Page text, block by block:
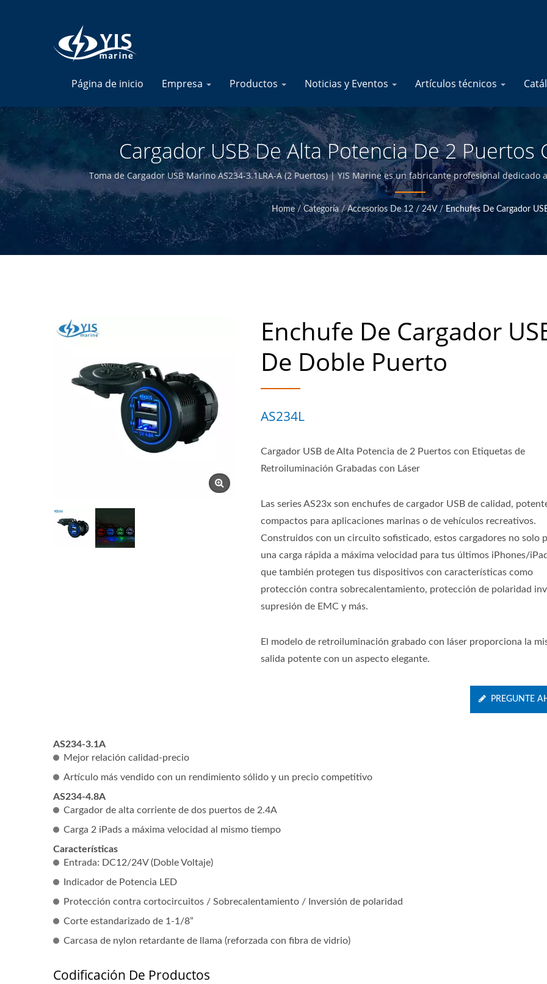
Página de inicio Empresa Productos Noticias y Eventos Artículos técnicos
Cargador USB De Alta Potencia De 2 Puertos
Retroiluminación Grabadas Con Láser | Bloques
Fabricante De Productos Eléctricos
Toma de Cargador USB Marino AS234-3.1LRA-A (2 Puertos) | YIS Marine es un fabricante profesional
electrónicos de alta calidad. Al diseñar y fabricar internamente y tener control de calidad en la sede de Taiwán,
precios competitivos.
Home / Categoría / Accesorios De 12 / 24V / Enchufes De Cargador
Enchufe De Cargador
De Doble Puerto
AS234L
Cargador USB de Alta Potencia de 2 Puertos con Etiquetas de
Retroiluminación Grabadas con Láser
Las series AS23x son enchufes de cargador USB de calidad,
compactos para aplicaciones marinas o de vehículos recreativos.
Construidos con un circuito sofisticado, estos cargadores no solo
una carga rápida a máxima velocidad para tus últimos iPhones/
que también protegen tus dispositivos con características como
protección contra sobrecalentamiento, protección de polaridad
supresión de EMC y más.
El modelo de retroiluminación grabado con láser proporciona la
salida potente con un aspecto elegante.
PREGUNTE
AS234-3.1A
Mejor relación calidad-precio
Artículo más vendido con un rendimiento sólido y un precio competitivo
AS234-4.8A
Cargador de alta corriente de dos puertos de 2.4A
Carga 2 iPads a máxima velocidad al mismo tiempo
Características
Entrada: DC12/24V (Doble Voltaje)
Indicador de Potencia LED
Protección contra cortocircuitos / Sobrecalentamiento / Inversión de polaridad
Corte estandarizado de 1-1/8”
Carcasa de nylon retardante de llama (reforzada con fibra de vidrio)
Codificación De Productos